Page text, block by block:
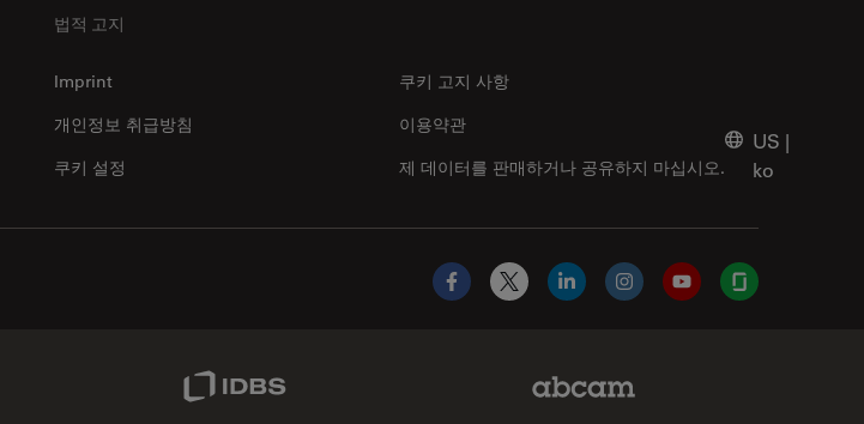
법적 고지
Imprint
쿠키 고지 사항
개인정보 취급방침
제 데이터를 판매하거나 공유하지 마십시오.
이용약관
쿠키 설정
US |
ko
Facebook
X LinkedInInstagramYouTubeGlassdoor